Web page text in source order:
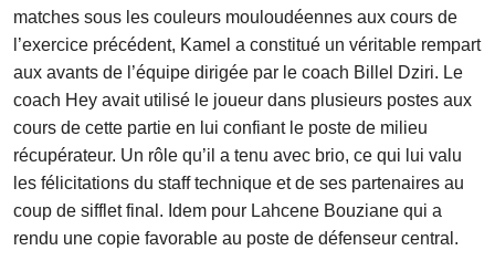
matches sous les couleurs mouloudéennes aux cours de
l’exercice précédent, Kamel a constitué un véritable rempart
aux avants de l’équipe dirigée par le coach Billel Dziri. Le
coach Hey avait utilisé le joueur dans plusieurs postes aux
cours de cette partie en lui confiant le poste de milieu
récupérateur. Un rôle qu’il a tenu avec brio, ce qui lui valu
les félicitations du staff technique et de ses partenaires au
coup de sifflet final. Idem pour Lahcene Bouziane qui a
rendu une copie favorable au poste de défenseur central.